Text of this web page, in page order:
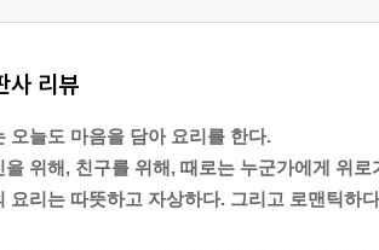
사 리뷰
오늘도 마음을 담아 요리를 한다.
을 위해, 친구를 위해, 때로는 누군가에게 위로
요리는 따뜻하고 자상하다. 그리고 로맨틱하